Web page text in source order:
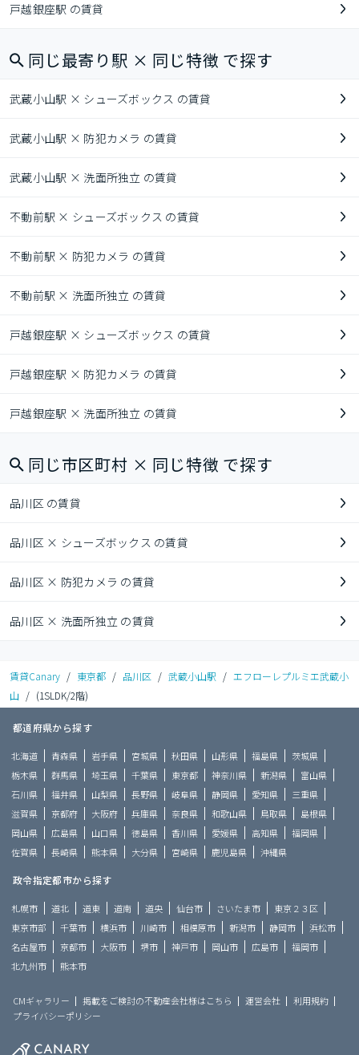
戸越銀座駅 の賃貸
同じ最寄り駅 × 同じ特徴 で探す
武蔵小山駅 × シューズボックス の賃貸
武蔵小山駅 × 防犯カメラ の賃貸
武蔵小山駅 × 洗面所独立 の賃貸
不動前駅 × シューズボックス の賃貸
不動前駅 × 防犯カメラ の賃貸
不動前駅 × 洗面所独立 の賃貸
戸越銀座駅 × シューズボックス の賃貸
戸越銀座駅 × 防犯カメラ の賃貸
戸越銀座駅 × 洗面所独立 の賃貸
同じ市区町村 × 同じ特徴 で探す
品川区 の賃貸
品川区 × シューズボックス の賃貸
品川区 × 防犯カメラ の賃貸
品川区 × 洗面所独立 の賃貸
賃貸Canary / 東京都 / 品川区 / 武蔵小山駅 / エフローレプルミエ武蔵小
山 / (1SLDK/2階)
都道府県から探す
北海道 青森県 岩手県 宮城県 秋田県 山形県 福島県
茨城県
栃木県
群馬県 埼玉県 千葉県 東京都 神奈川県 新潟県
富山県
石川県
福井県 山梨県 長野県 岐阜県 静岡県 愛知県
三重県
滋賀県
京都府 大阪府 兵庫県 奈良県 和歌山県 鳥取県
島根県
岡山県
広島県 山口県 徳島県 香川県 愛媛県 高知県
福岡県
佐賀県
長崎県 熊本県 大分県 宮崎県 鹿児島県 沖縄県
政令指定都市から探す
札幌市 道北 道東 道南 道央 仙台市 さいたま市
東京２３区
東京市部
千葉市 横浜市 川崎市 相模原市 新潟市 静岡市
浜松市
名古屋市
京都市 大阪市 堺市 神戸市 岡山市 広島市
福岡市
北九州市
熊本市
CMギャラリー 掲載をご検討の不動産会社様はこちら 運営会社
利用規約
プライバシーポリシー